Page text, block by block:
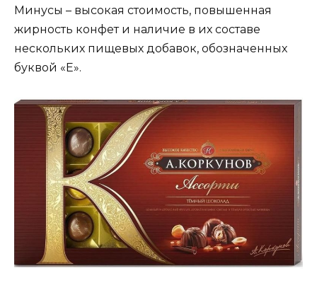
Минусы – высокая стоимость, повышенная
жирность конфет и наличие в их составе
нескольких пищевых добавок, обозначенных
буквой «Е».